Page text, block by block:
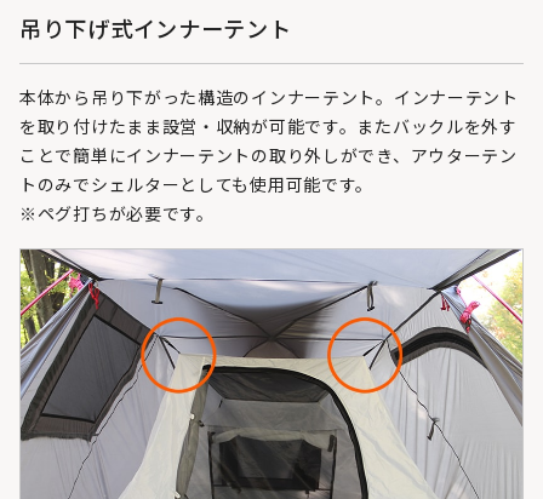
吊り下げ式インナーテント
本体から吊り下がった構造のインナーテント。インナーテント
を取り付けたまま設営・収納が可能です。またバックルを外す
ことで簡単にインナーテントの取り外しができ、アウターテン
トのみでシェルターとしても使用可能です。
※ペグ打ちが必要です。